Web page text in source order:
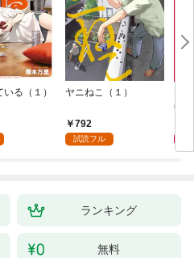
る（１） ヤニねこ（１）
792
試読フル
6・
ランキング
無料